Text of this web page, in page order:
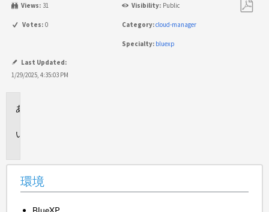
Views: 31 Visibility: Public
Votes: 0 Category:cloud-manager
Specialty: bluexp
Last Updated:
1/29/2025, 4:35:03 PM
環境
BlueXP